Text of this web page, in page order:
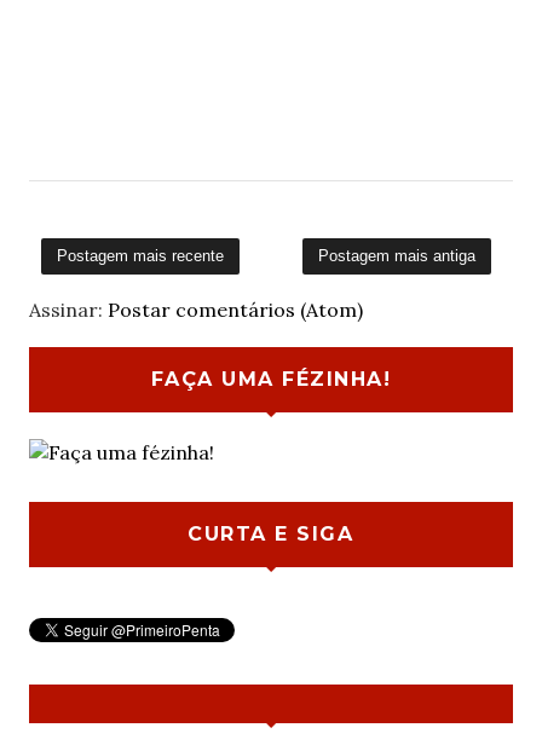
Postagem mais recente Postagem mais antiga
Assinar: Postar comentários (Atom)
FAÇA UMA FÉZINHA!
CURTA E SIGA